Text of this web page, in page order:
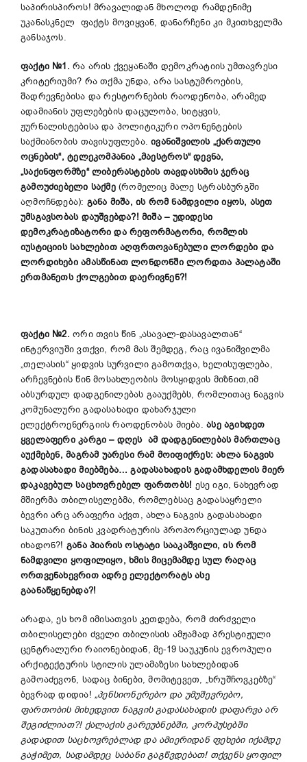
საპირისპიროს! მრავალიდან მხოლოდ რამდენიმე
უკანასკნელ ფაქტს მოვიყვან, დანარჩენი კი მკითხველმა
განსაჯოს.
ფაქტი №1. რა არის ქვეყანაში დემოკრატიის უმთავრესი
კრიტერიუმი? რა თქმა უნდა, არა სასტუმროების,
შადრევნებისა და რესტორნების რაოდენობა, არამედ
ადამიანის უფლებების დაცულობა, სიტყვის,
ჟურნალისტებისა და პოლიტიკური ოპონენტების
საქმიანობის თავისუფლება.ივანიშვილის „ქართული
ოცნების“, ტელეკომპანია „მაესტროს“ დევნა,
„საქინფორმზე“ ლიბერასტების თავდასხმის ჯერაც
გამოუძიებელი საქმე(რომელიც მალე სტრასბურგში
აღმოჩნდება): განა მიშა, ის რომ ნამდვილი იყოს, ასეთ
უმსგავსობას დაუშვებდა?! მიშა– უდიდესი
დემოკრატიზატორი და რეფორმატორი, რომლის
იუსტიციის სახლებით აღფრთოვანებული ლორდები და
ლორდიხები ამასწინათ ლონდონში ლორდთა პალატაში
ერთმანეთს ქოლგებით დაერივნენ?!
ფაქტი №2.ორი თვის წინ „ასავალ-დასავალთან“
ინტერვიუში ვთქვი, რომ მას შემდეგ, რაც ივანიშვილმა
„თელასის“ ყიდვის სურვილი გამოთქვა, ხელისუფლება,
არჩევნების წინ მოსახლეობის მოსყიდვის მიზნით,იმ
აბსურდულ დადგენილებას გააუქმებს, რომლითაც ნაგვის
კომუნალური გადასახადი დახარჯული
ელექტროენერგიის რაოდენობას მიება.ასე აგიხდეთ
ყველაფერი კარგი– დღეს ამ დადგენილებას მართლაც
აუქმებენ, მაგრამ უარესი რამ მოიფიქრეს: ახლა ნაგვის
გადასახადი მიებმება… გადასახადის გადამხდელის მიერ
დაკავებულ საცხოვრებელ ფართობს! ესე იგი, ნახევრად
მშიერმა თბილისელებმა, რომლებსაც გადასაყრელი
ბევრი არც არაფერი აქვთ, ახლა ნაგვის გადასახადი
საკუთარი ბინის კვადრატურის პროპორციულად უნდა
იხადონ?! განა პიარის ოსტატი სააკაშვილი, ის რომ
ნამდვილი ყოფილიყო, ხმის მიცემამდე სულ რაღაც
ორთვენახევრით ადრე ელექტორატს ასე
გაანაწყენებდა?!
არადა, ეს ხომ იმისათვის კეთდება, რომ ძირძველი
თბილისელები ძველი თბილისის ამჟამად პრესტიჟული
ცენტრალური რაიონებიდან, მე-19 საუკუნის ევროპული
არქიტექტურის სტილის ულამაზესი სახლებიდან
გამოაძევონ, სადაც ბინები, მომიტევეთ, „ხრუშჩოვკებზე“
ბევრად დიდია! „პენსიონერებო და უმუშევრებო,
ფართობის მიხედვით ნაგვის გადასახადის დაფარვა არ
შეგიძლიათ?! ქალაქის გარეუბნებში, კორპუსებში
გადადით საცხოვრებლად და ამიერიდან ფეხები იქამდე
გაჭიმეთ, სადამდეც საბანი გაგწვდებათ! თქვენს ყოფილ